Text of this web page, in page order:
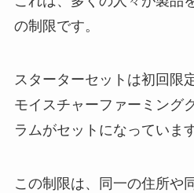
の制限です。
スターターセットは初回限
モイスチャーファーミング
ラムがセットになっています
この制限は、同一の住所や